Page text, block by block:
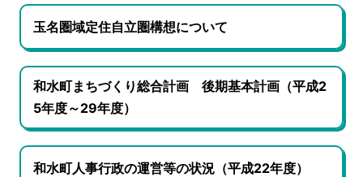
玉名圏域定住自立圏構想について
和水町まちづくり総合計画 後期基本計画（平成2
5年度～29年度）
和水町人事行政の運営等の状況（平成22年度）